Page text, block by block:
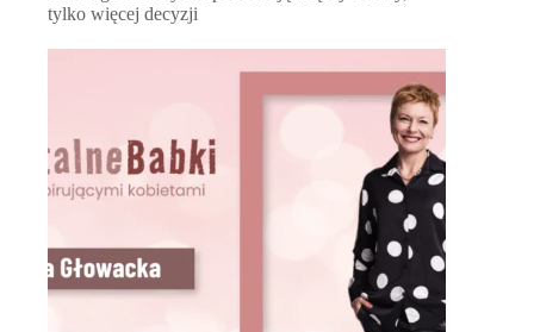
tylko więcej decyzji